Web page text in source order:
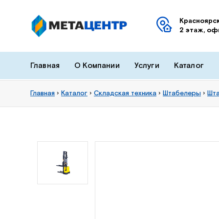
2 этаж,
Главная О Компании Услуги Каталог
Главная › Каталог › Складская техника › Штабелеры ›